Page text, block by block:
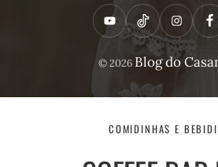
Y
o
t
u
T
i
t
o
I
n
t
a
F
a
e
b
© 2026 Blog do
COMIDINHAS E